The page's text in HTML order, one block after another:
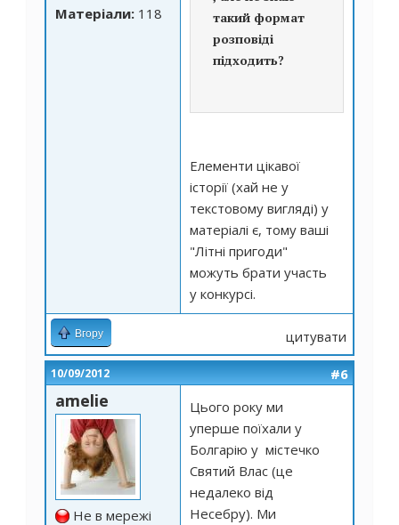
Матеріали: 118
такий формат
розповiдi
пiдходить?
Елементи цікавої
історії (хай не у
текстовому вигляді) у
матеріалі є, тому ваші
"Літні пригоди"
можуть брати участь
у конкурсі.
Вгору цитувати
10/09/2012 #6
amelie
Не в мережі
Цього року ми
уперше поїхали у
Болгарію у містечко
Святий Влас (це
недалеко від
Несебру). Ми